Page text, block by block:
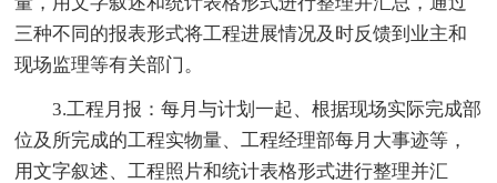
三种不同的报表形式将工程进展情况及时反馈到业主和
现场监理等有关部门。
3.工程月报：每月与计划一起、根据现场实际完成部
位及所完成的工程实物量、工程经理部每月大事迹等，
用文字叙述、工程照片和统计表格形式进行整理并汇